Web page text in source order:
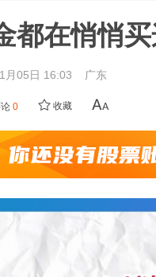
都在悄悄买
月05日 16:03 广东
0 收藏